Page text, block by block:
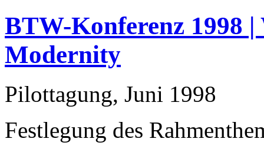
BTW-Konferenz 1998 |
Modernity
Pilottagung, Juni 1998
Festlegung des